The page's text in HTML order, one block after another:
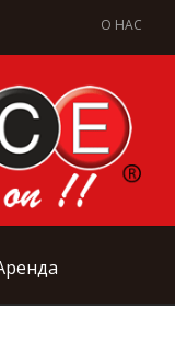
О НАС